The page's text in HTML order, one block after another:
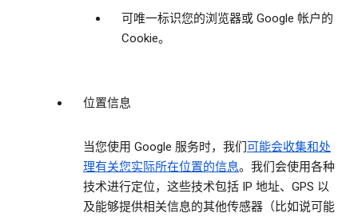
可唯一标识您的浏览器或 Google 帐户的
Cookie。
位置信息
当您使用 Google 服务时，我们可能会收集和处
理有关您实际所在位置的信息。我们会使用各种
技术进行定位，这些技术包括 IP 地址、GPS 以
及能够提供相关信息的其他传感器（比如说可能